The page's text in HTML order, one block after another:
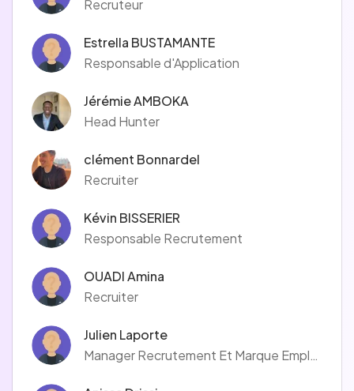
nos clients, notre planète et notre société pour un avenir
plus inclusif et durable.
durablement pour la protection de l'environnement en
tissant un partenariat fort avec l'ONG Surfrider Foundation
Europe, qui lutte contre la pollution marine en France et à
l'international.
Recruteur
Estrella BUSTAMANTE
Responsable d'Application
Jérémie AMBOKA
Head Hunter
clément Bonnardel
Recruiter
Kévin BISSERIER
Responsable Recrutement
OUADI Amina
Recruiter
Julien Laporte
Manager Recrutement Et Marque Employeur